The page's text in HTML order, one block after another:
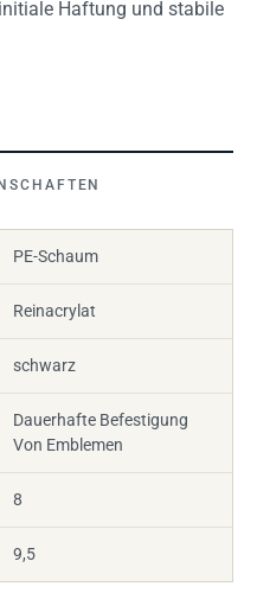
Haftung und stabile
PE-Schaum
Reinacrylat
schwarz
Dauerhafte Befestigung
Von Emblemen
8
9,5